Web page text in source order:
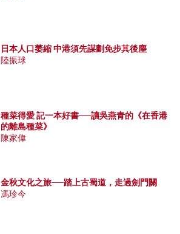
日本人口萎縮 中港須先謀劃免步其後塵
陸振球
種菜得愛 記一本好書──讀吳燕青的《在香港
的離島種菜》
陳家偉
金秋文化之旅──踏上古蜀道，走過劍門關
馮珍今